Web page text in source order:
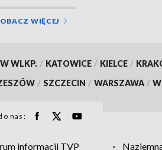
WIĘCEJ
WLKP. / KATOWICE / KIELCE /
/ SZCZECIN / WARSZAWA /
nas:
informacji TVP